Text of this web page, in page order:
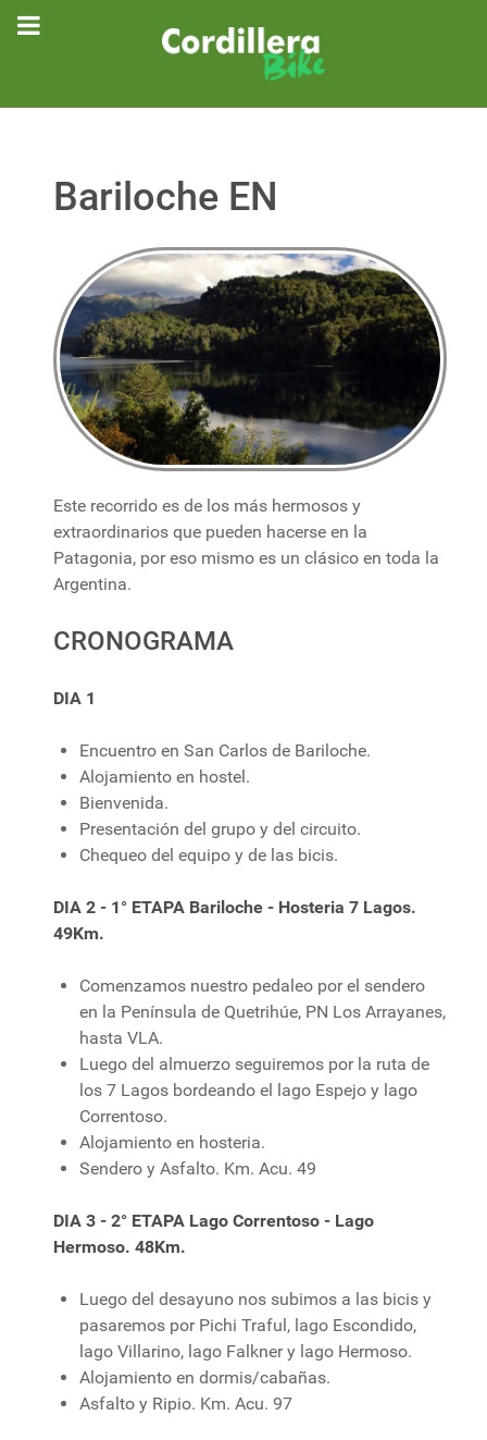
Bariloche EN
Este recorrido es de los más hermosos y
extraordinarios que pueden hacerse en la
Patagonia, por eso mismo es un clásico en toda la
Argentina.
CRONOGRAMA
DIA 1
Encuentro en San Carlos de Bariloche.
Alojamiento en hostel.
Bienvenida.
Presentación del grupo y del circuito.
Chequeo del equipo y de las bicis.
DIA 2 - 1° ETAPA Bariloche - Hosteria 7 Lagos.
49Km.
Comenzamos nuestro pedaleo por el sendero
en la Península de Quetrihúe, PN Los Arrayanes,
hasta VLA.
Luego del almuerzo seguiremos por la ruta de
los 7 Lagos bordeando el lago Espejo y lago
Correntoso.
Alojamiento en hosteria.
Sendero y Asfalto. Km. Acu. 49
DIA 3 - 2° ETAPA Lago Correntoso - Lago
Hermoso. 48Km.
Luego del desayuno nos subimos a las bicis y
pasaremos por Pichi Traful, lago Escondido,
lago Villarino, lago Falkner y lago Hermoso.
Alojamiento en dormis/cabañas.
Asfalto y Ripio. Km. Acu. 97